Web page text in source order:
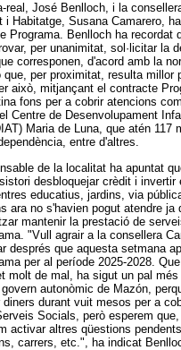
real, José Benlloch, i la
i Habitatge, Susana Camarero,
Programa. Benlloch ha recordat
per unanimitat, sol·licitar la
corresponen, d'acord amb la
que, per proximitat, resulta millor
això, mitjançant el contracte
fons per a cobrir atencions
Centre de Desenvolupament
Maria de Luna, que atén 117
entre d'altres.
de la localitat ha apuntat
desbloquejar crèdit i invertir
educatius, jardins, via
ara no s'havien pogut atendre ja
mantenir la prestació de
"Vull agrair a la consellera
després que aquesta setmana
per al període 2025-2028.
molt de mal, ha sigut un pal
autonòmic de Mazón,
diners durant vuit mesos per a
Socials, però esperem
activar altres qüestions
carrers, etc.", ha indicat